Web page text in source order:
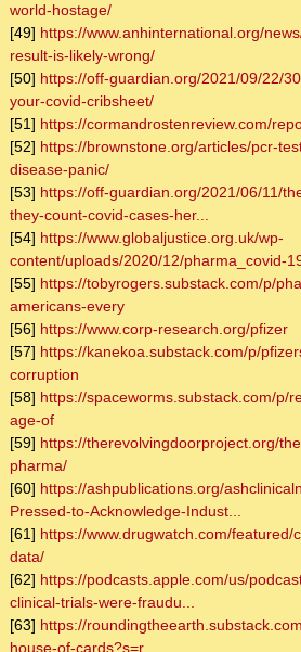
world-hostage/
[49] https://www.anhinternational.org/
result-is-likely-wrong/
[50] https://off-guardian.org/2021/09/22/
your-covid-cribsheet/
[51] https://cormandrostenreview.com/
[52] https://brownstone.org/articles/pcr-
disease-panic/
[53] https://off-guardian.org/2021/06/11/
they-count-covid-cases-her...
[54] https://www.globaljustice.org.uk/wp-
content/uploads/2020/12/pharma_covid-
[55] https://tobyrogers.substack.com/p/
americans-every
[56] https://www.corp-research.org/pfizer
[57] https://kanekoa.substack.com/p/
corruption
[58] https://spaceworms.substack.com/p/
age-of
[59] https://therevolvingdoorproject.org/
pharma/
[60] https://ashpublications.org/
Pressed-to-Acknowledge-Indust...
[61] https://www.drugwatch.com/featured/
data/
[62] https://podcasts.apple.com/us/
clinical-trials-were-fraudu...
[63] https://
house-of-cards?s=r